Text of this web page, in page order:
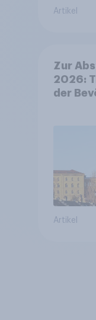
Artikel
Zur
2026:
der
Artikel